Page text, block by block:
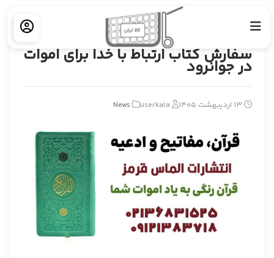
خانه سفارش کتاب ارتباط با خدا برای اموات در جوانرود
سفارش کتاب ارتباط با خدا برای اموات
در جوانرود
13 اردیبهشت 1405 userkala
News